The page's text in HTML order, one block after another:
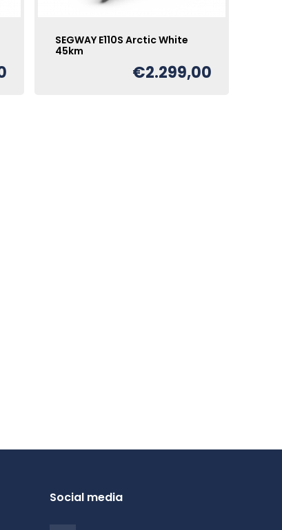
SEGWAY E110S Arctic White
45km
€2.299,00
Social media